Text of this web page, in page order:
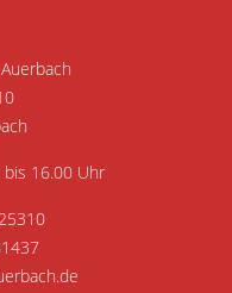
bis 16.00 Uhr